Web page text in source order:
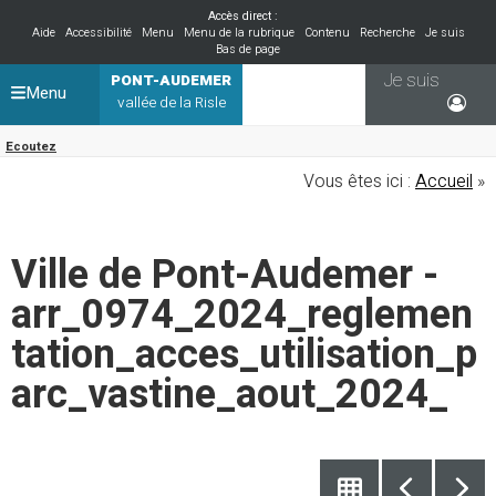
Accès direct :
Aide
Accessibilité Menu Menu de la rubrique Contenu Recherche
Je suis
Bas de page
PONT-AUDEMER
vallée de la Risle
Ecoutez
Je suis
Menu
Vous êtes ici : Accueil »
Ville de Pont-Audemer -
arr_0974_2024_reglemen
tation_acces_utilisation_p
arc_vastine_aout_2024_